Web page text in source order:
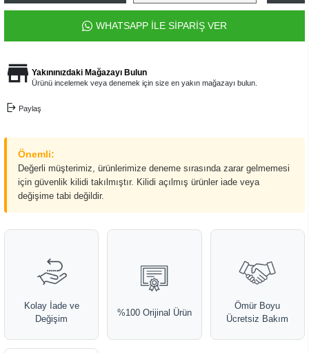
WHATSAPP İLE SİPARİŞ VER
Yakınınızdaki Mağazayı Bulun
Ürünü incelemek veya denemek için size en yakın mağazayı bulun.
Paylaş
Önemli:
Değerli müşterimiz, ürünlerimize deneme sırasında zarar gelmemesi
için güvenlik kilidi takılmıştır. Kilidi açılmış ürünler iade veya
değişime tabi değildir.
Kolay İade ve
Değişim
%100 Orijinal Ürün
Ömür Boyu
Ücretsiz Bakım